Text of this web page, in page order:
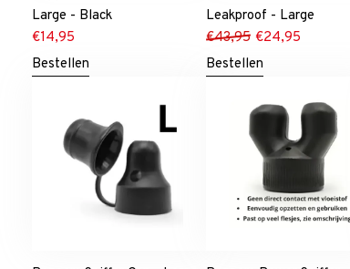
Large - Black
€14,95
Bestellen
Leakproof - Large
€43,95 €24,95
Bestellen